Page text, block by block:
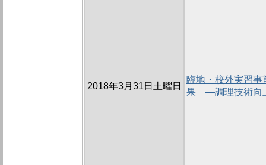
2018年3月31日土曜日
臨地・校外実習
果 ―調理技術向